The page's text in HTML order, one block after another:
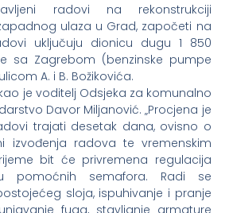
radovi na rekonstrukciji
ulaza u Grad, započeti na
uključuju dionicu dugu 1 850
sa Zagrebom (benzinske pumpe
A. i B. Božikovića.
je voditelj Odsjeka za komunalno
Davor Miljanović. „Procjena je
trajati desetak dana, ovisno o
izvođenja radova te vremenskim
bit će privremena regulacija
pomoćnih semafora. Radi se
sloja, ispuhivanje i pranje
fuga, stavljanje armature